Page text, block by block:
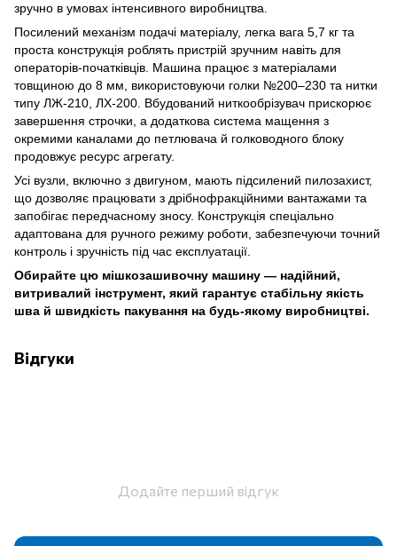
зручно в умовах інтенсивного виробництва.
Посилений механізм подачі матеріалу, легка вага 5,7 кг та
проста конструкція роблять пристрій зручним навіть для
операторів-початківців. Машина працює з матеріалами
товщиною до 8 мм, використовуючи голки №200–230 та нитки
типу ЛЖ-210, ЛХ-200. Вбудований ниткообрізувач прискорює
завершення строчки, а додаткова система мащення з
окремими каналами до петлювача й голководного блоку
продовжує ресурс агрегату.
Усі вузли, включно з двигуном, мають підсилений пилозахист,
що дозволяє працювати з дрібнофракційними вантажами та
запобігає передчасному зносу. Конструкція спеціально
адаптована для ручного режиму роботи, забезпечуючи точний
контроль і зручність під час експлуатації.
Обирайте цю мішкозашивочну машину — надійний,
витривалий інструмент, який гарантує стабільну якість
шва й швидкість пакування на будь-якому виробництві.
Відгуки
Додайте перший відгук